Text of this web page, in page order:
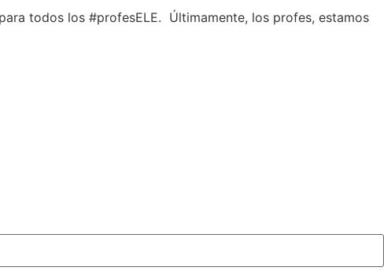
todos los #profesELE. Últimamente, los profes, estamos